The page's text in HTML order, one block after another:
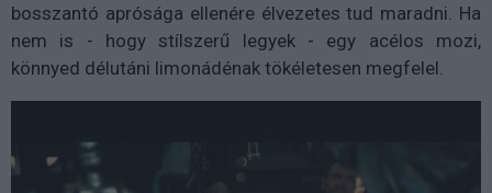
bosszantó aprósága ellenére élvezetes tud maradni. Ha
nem is - hogy stílszerű legyek - egy acélos mozi,
könnyed délutáni limonádénak tökéletesen megfelel.